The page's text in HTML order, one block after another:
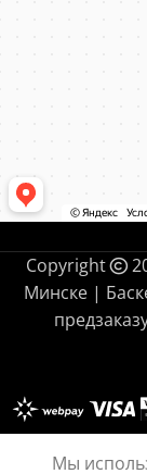
Copyright
Минске |
Мы